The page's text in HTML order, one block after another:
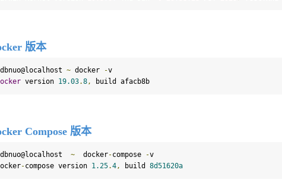
版本
dbnuo@localhost ~ docker - v
version 19.03.8, build afacb8b
Compose 版本
dbnuo@localhost ~
  docker
-compose -v
-compose version 1.25.4, build 8d51620a